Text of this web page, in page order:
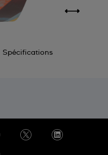
Spécifications